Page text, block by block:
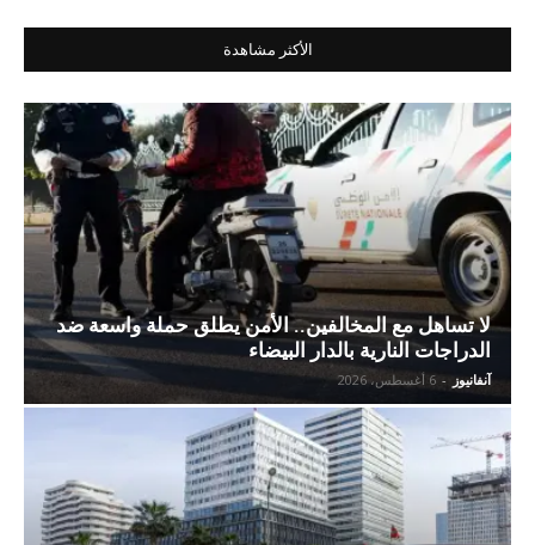
الأكثر مشاهدة
لا تساهل مع المخالفين.. الأمن يطلق حملة واسعة ضد
الدراجات النارية بالدار البيضاء
آنفانيوز - 6 أغسطس، 2026